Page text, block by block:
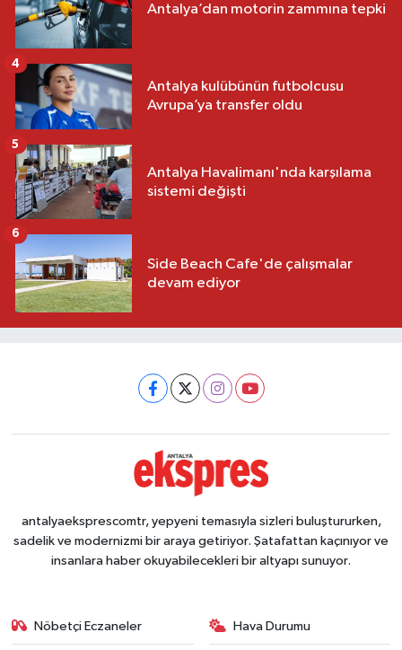
Antalya’dan motorin zammına tepki
Antalya kulübünün futbolcusu
Avrupa’ya transfer oldu
4
Antalya Havalimanı'nda karşılama
sistemi değişti
5
Side Beach Cafe'de çalışmalar
devam ediyor
6
antalyaeksprescomtr, yepyeni temasıyla sizleri buluştururken,
sadelik ve modernizmi bir araya getiriyor. Şatafattan kaçınıyor ve
insanlara haber okuyabilecekleri bir altyapı sunuyor.
Nöbetçi Eczaneler Hava Durumu